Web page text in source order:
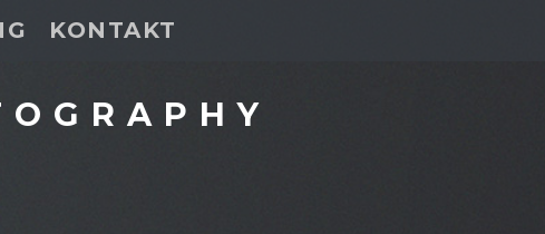
KONTAKT